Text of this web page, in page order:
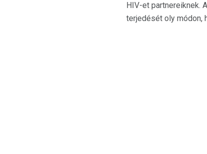
HIV-et partnereiknek.
terjedését oly módon,